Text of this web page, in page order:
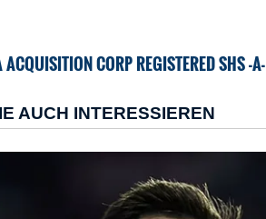
ACQUISITION CORP REGISTERED SHS -A-